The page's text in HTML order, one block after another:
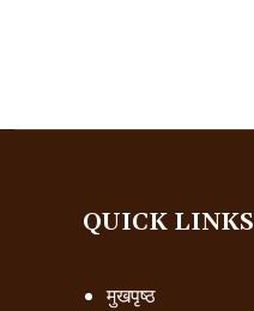
QUICK LINKS
मुखपृष्ठ